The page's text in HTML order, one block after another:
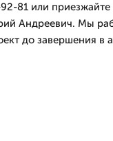
81 или
Андреевич. Мы
до завершения в